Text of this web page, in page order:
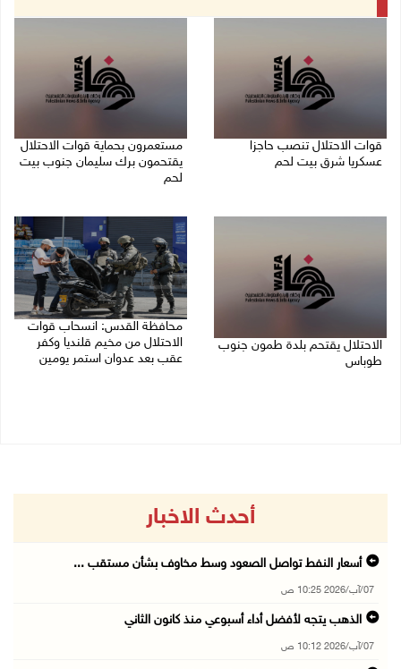
قوات الاحتلال تنصب حاجزا
عسكريا شرق بيت لحم
مستعمرون بحماية قوات الاحتلال
يقتحمون برك سليمان جنوب بيت
لحم
الاحتلال يقتحم بلدة طمون جنوب
طوباس
محافظة القدس: انسحاب قوات
الاحتلال من مخيم قلنديا وكفر
عقب بعد عدوان استمر يومين
أحدث الاخبار
أسعار النفط تواصل الصعود وسط مخاوف بشأن مستقب ...
07/آب/2026 10:25 ص
الذهب يتجه لأفضل أداء أسبوعي منذ كانون الثاني
07/آب/2026 10:12 ص